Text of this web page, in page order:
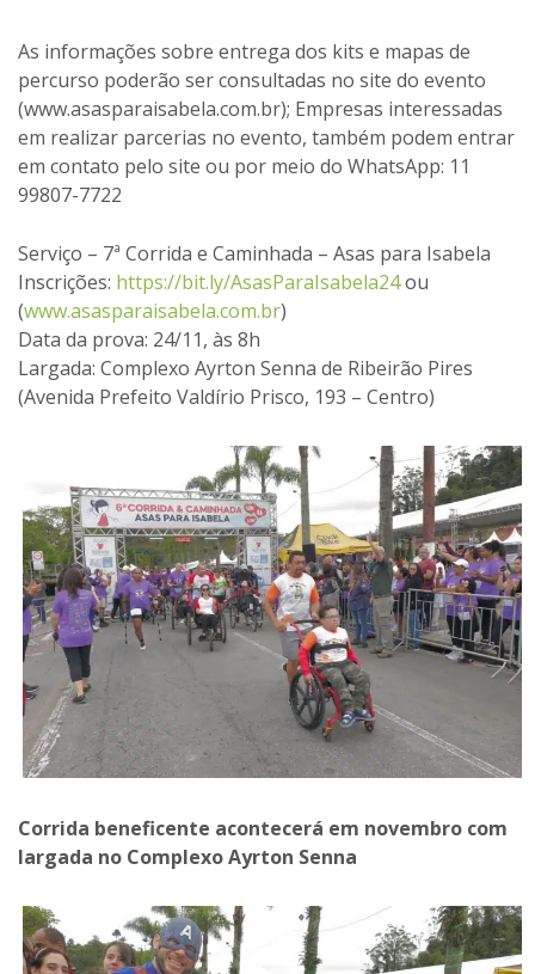
As informações sobre entrega dos kits e mapas de
percurso poderão ser consultadas no site do evento
(www.asasparaisabela.com.br); Empresas interessadas
em realizar parcerias no evento, também podem entrar
em contato pelo site ou por meio do WhatsApp: 11
99807-7722
Serviço – 7ª Corrida e Caminhada – Asas para Isabela
Inscrições: https://bit.ly/AsasParaIsabela24ou
(www.asasparaisabela.com.br)
Data da prova: 24/11, às 8h
Largada: Complexo Ayrton Senna de Ribeirão Pires
(Avenida Prefeito Valdírio Prisco, 193 – Centro)
Corrida beneficente acontecerá em novembro com
largada no Complexo Ayrton Senna